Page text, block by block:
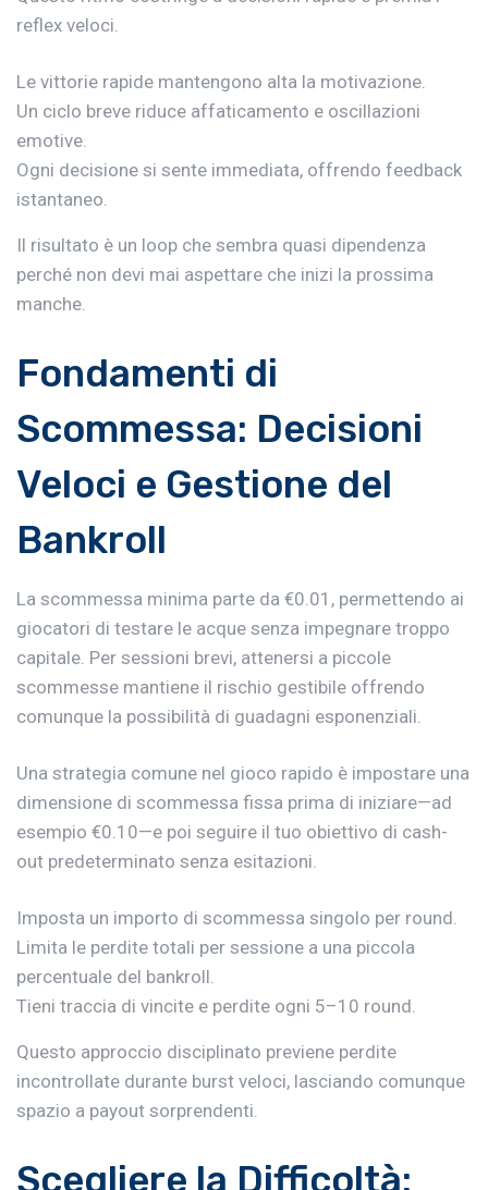
reflex veloci.
Le vittorie rapide mantengono alta la motivazione.
Un ciclo breve riduce affaticamento e oscillazioni
emotive.
Ogni decisione si sente immediata, offrendo feedback
istantaneo.
Il risultato è un loop che sembra quasi dipendenza
perché non devi mai aspettare che inizi la prossima
manche.
Fondamenti di
Scommessa: Decisioni
Veloci e Gestione del
Bankroll
La scommessa minima parte da €0.01, permettendo ai
giocatori di testare le acque senza impegnare troppo
capitale. Per sessioni brevi, attenersi a piccole
scommesse mantiene il rischio gestibile offrendo
comunque la possibilità di guadagni esponenziali.
Una strategia comune nel gioco rapido è impostare una
dimensione di scommessa fissa prima di iniziare—ad
esempio €0.10—e poi seguire il tuo obiettivo di cash-
out predeterminato senza esitazioni.
Imposta un importo di scommessa singolo per round.
Limita le perdite totali per sessione a una piccola
percentuale del bankroll.
Tieni traccia di vincite e perdite ogni 5–10 round.
Questo approccio disciplinato previene perdite
incontrollate durante burst veloci, lasciando comunque
spazio a payout sorprendenti.
Scegliere la Difficoltà: